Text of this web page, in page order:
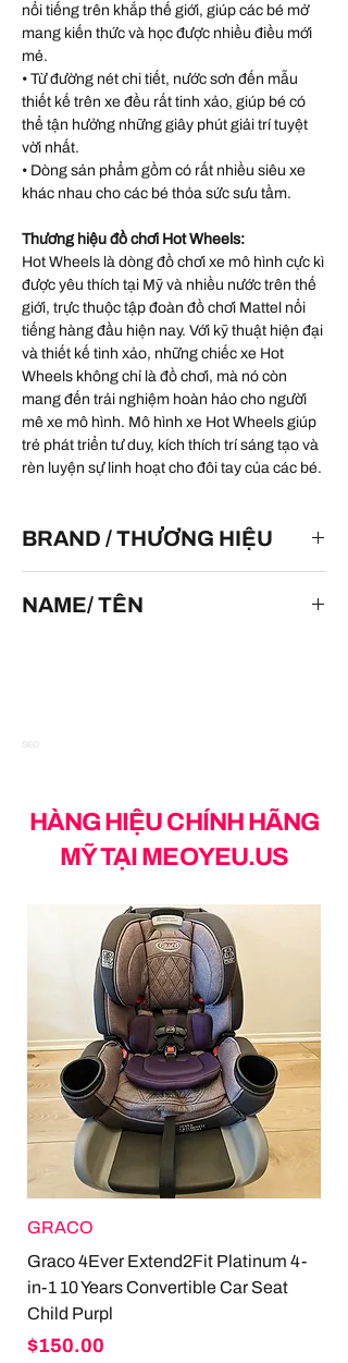
nổi tiếng trên khắp thế giới, giúp các bé mở
mang kiến thức và học được nhiều điều mới
mẻ.
• Từ đường nét chi tiết, nước sơn đến mẫu
thiết kế trên xe đều rất tinh xảo, giúp bé có
thể tận hưởng những giây phút giải trí tuyệt
vời nhất.
• Dòng sản phẩm gồm có rất nhiều siêu xe
khác nhau cho các bé thỏa sức sưu tầm.
Thương hiệu đồ chơi Hot Wheels:
Hot Wheels là dòng đồ chơi xe mô hình cực kì
được yêu thích tại Mỹ và nhiều nước trên thế
giới, trực thuộc tập đoàn đồ chơi Mattel nổi
tiếng hàng đầu hiện nay. Với kỹ thuật hiện đại
và thiết kế tinh xảo, những chiếc xe Hot
Wheels không chỉ là đồ chơi, mà nó còn
mang đến trải nghiệm hoàn hảo cho người
mê xe mô hình. Mô hình xe Hot Wheels giúp
trẻ phát triển tư duy, kích thích trí sáng tạo và
rèn luyện sự linh hoạt cho đôi tay của các bé.
BRAND / THƯƠNG HIỆU
NAME/ TÊN
SEO
HÀNG HIỆU CHÍNH HÃNG
MỸ TẠI MEOYEU.US
GRACO
Graco 4Ever Extend2Fit Platinum 4-
in-1 10 Years Convertible Car Seat
Child Purpl
Price
$150.00